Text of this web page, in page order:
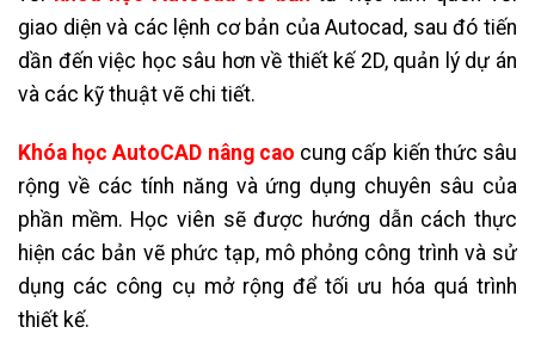
giao diện và các lệnh cơ bản của Autocad, sau đó tiến
dần đến việc học sâu hơn về thiết kế 2D, quản lý dự án
và các kỹ thuật vẽ chi tiết.
Khóa học AutoCAD nâng cao cung cấp kiến thức sâu
rộng về các tính năng và ứng dụng chuyên sâu của
phần mềm. Học viên sẽ được hướng dẫn cách thực
hiện các bản vẽ phức tạp, mô phỏng công trình và sử
dụng các công cụ mở rộng để tối ưu hóa quá trình
thiết kế.